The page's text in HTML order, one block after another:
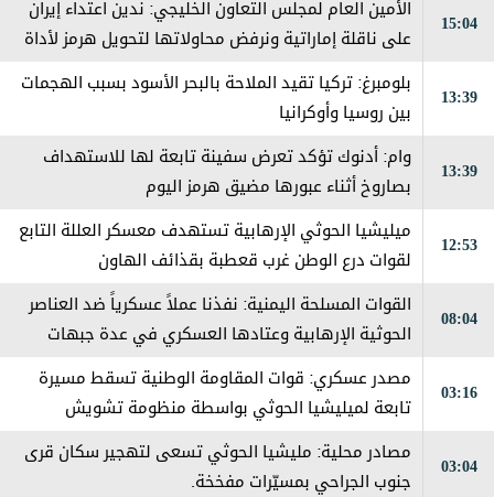
15:04
الأمين العام لمجلس التعاون الخليجي: ندين اعتداء إيران
على ناقلة إماراتية ونرفض محاولاتها لتحويل هرمز لأداة
13:39
بلومبرغ: تركيا تقيد الملاحة بالبحر الأسود بسبب الهجمات
بين روسيا وأوكرانيا
13:39
وام: أدنوك تؤكد تعرض سفينة تابعة لها للاستهداف
بصاروخ أثناء عبورها مضيق هرمز اليوم
12:53
ميليشيا الحوثي الإرهابية تستهدف معسكر العللة التابع
لقوات درع الوطن غرب قعطبة بقذائف الهاون
08:04
القوات المسلحة اليمنية: نفذنا عملاً عسكرياً ضد العناصر
الحوثية الإرهابية وعتادها العسكري في عدة جبهات
03:16
مصدر عسكري: قوات المقاومة الوطنية تسقط مسيرة
تابعة لميليشيا الحوثي بواسطة منظومة تشويش
03:04
مصادر محلية: مليشيا الحوثي تسعى لتهجير سكان قرى
جنوب الجراحي بمسيّرات مفخخة.